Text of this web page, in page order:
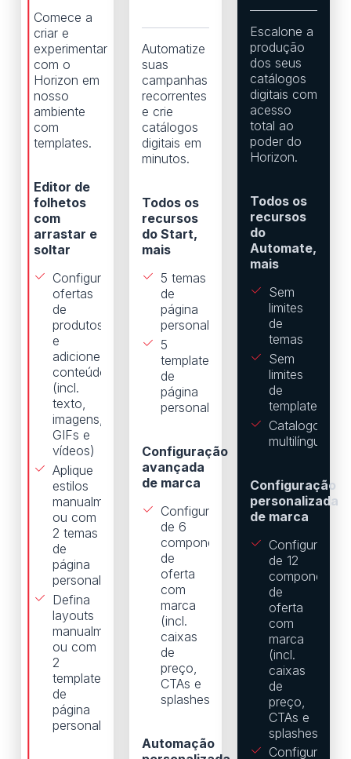
Comece a
criar e
experimentar
com o
Horizon em
nosso
ambiente
com
templates.
Editor de
folhetos
com
arrastar e
soltar
Configure
ofertas
de
produtos
e
adicione
conteúdo
(incl.
texto,
imagens,
GIFs e
vídeos)
Aplique
estilos
manualmente
ou com
2 temas
de
página
personalizados
Defina
layouts
manualmente
ou com
2
templates
de
página
personalizados
Automatize
suas
campanhas
recorrentes
e crie
catálogos
digitais em
minutos.
Todos os
recursos
do Start,
mais
5 temas
de
página
personalizados
5
templates
de
página
personalizados
Configuração
avançada
de marca
Configuração
de 6
componentes
de
oferta
com
marca
(incl.
caixas
de
preço,
CTAs e
splashes)
Automação
Escalone a
produção
dos seus
catálogos
digitais com
acesso
total ao
poder do
Horizon.
Todos os
recursos
do
Automate,
mais
Sem
limites
de
temas
Sem
limites
de
templates
Catalogos
multilíngues
Configuração
personalizada
de marca
Configuração
de 12
componentes
de
oferta
com
marca
(incl.
caixas
de
preço,
CTAs e
splashes)